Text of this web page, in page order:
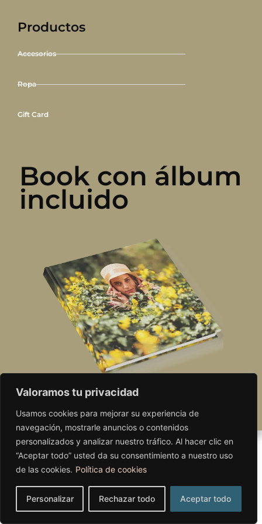
Valoramos tu privacidad
Usamos cookies para mejorar su experiencia de
navegación, mostrarle anuncios o contenidos
personalizados y analizar nuestro tráfico. Al hacer clic en
“Aceptar todo” usted da su consentimiento a nuestro uso
de las cookies. Política de cookies
Personalizar Rechazar todo Aceptar todo
Productos
Accesorios
Ropa
Gift Card
Book con álbum
incluido